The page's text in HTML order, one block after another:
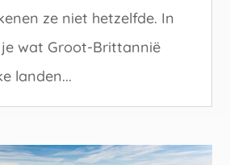
ze niet hetzelfde. In
wat Groot-Brittannië
landen...